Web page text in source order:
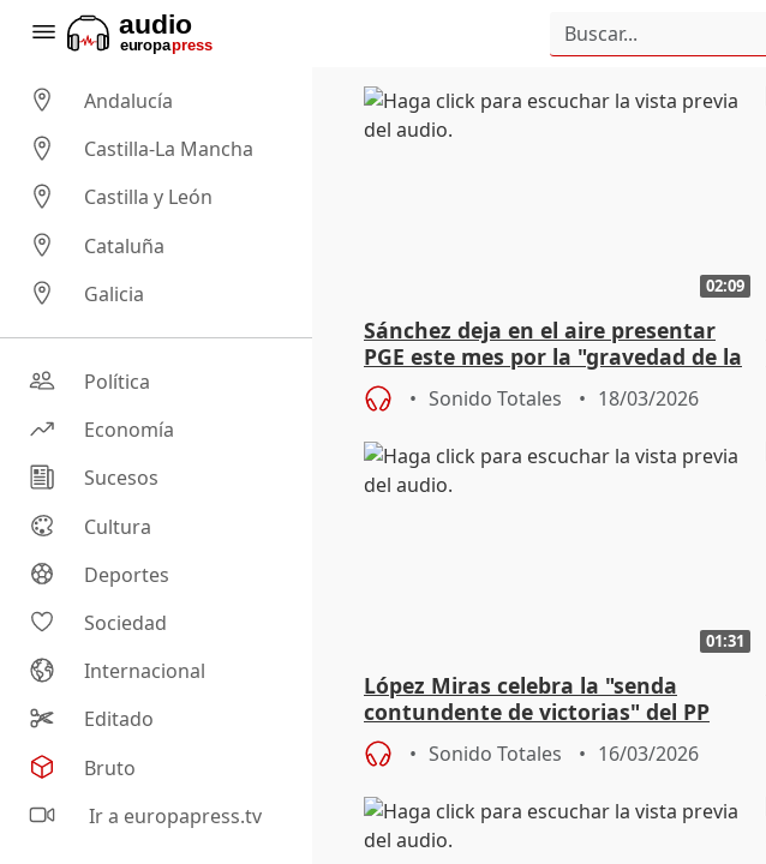
Andalucía
Castilla-La Mancha
Castilla y León
Cataluña
Galicia
Política
Economía
Sucesos
Cultura
Deportes
Sociedad
Internacional
Editado
Bruto
Ir a europapress.tv
02:09
Sánchez deja en el aire presentar
PGE este mes por la "gravedad de la
situación internacional"
Sonido Totales 18/03/2026
01:31
López Miras celebra la "senda
contundente de victorias" del PP
tras su victoria en CyL
Sonido Totales 16/03/2026